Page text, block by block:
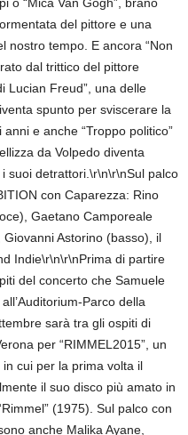
del pittore e una
nostro tempo. E ancora “Non
dal trittico del pittore
Lucian Freud”, una delle
spunto per sviscerare la
e anche “Troppo politico”
da Volpedo diventa
suoi detrattori.\r\n\r\nSul palco
con Caparezza: Rino
Gaetano Camporeale
Astorino (basso), il
Indie\r\n\r\nPrima di partire
del concerto che Samuele
Parco della
sarà tra gli ospiti di
per “RIMMEL2015”, un
cui per la prima volta il
il suo disco più amato in
(1975). Sul palco con
anche Malika Ayane,